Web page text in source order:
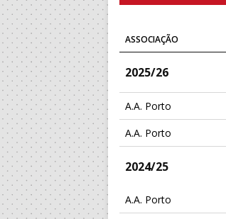
ASSOCIAÇÃO
2025/26
A.A. Porto
A.A. Porto
2024/25
A.A. Porto